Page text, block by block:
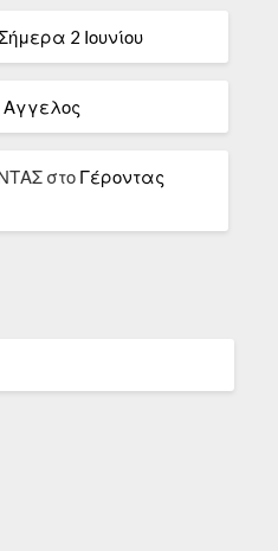
2 Ιουνίου
Αγγελος
στο Γέροντας